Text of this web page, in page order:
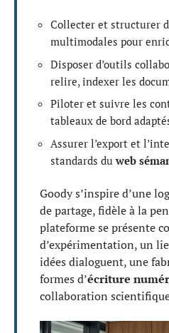
Collecter et structurer
multimodales pour
Disposer d’outils
relire, indexer les
Piloter et suivre les
tableaux de bord
Assurer l’export et
standards duweb
Goody s’inspire d’une
de partage, fidèle à la
plateforme se présente
d’expérimentation, un
idées dialoguent, une
formes d’écriture
collaboration